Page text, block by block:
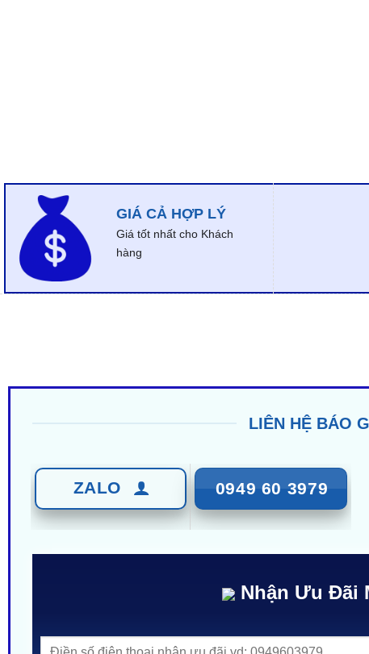
GIÁ CẢ HỢP LÝ
Giá tốt nhất cho Khách
hàng
LIÊN HỆ BÁO
ZALO 0949 60 3979
Nhận Ưu Đãi